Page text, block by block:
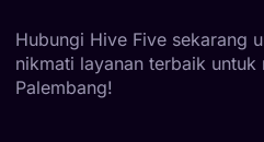
Hubungi Hive Five sekarang
nikmati layanan terbaik untuk
Palembang!